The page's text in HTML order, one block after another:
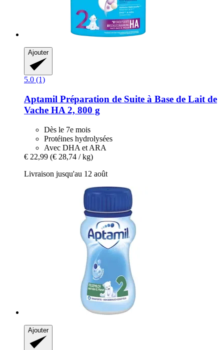
Ajouter
5.0 (1)
Aptamil Préparation de Suite à Base de Lait de
Vache HA 2, 800 g
Dès le 7e mois
Protéines hydrolysées
Avec DHA et ARA
€ 22,99 (€ 28,74 / kg)
Livraison jusqu'au 12 août
Ajouter